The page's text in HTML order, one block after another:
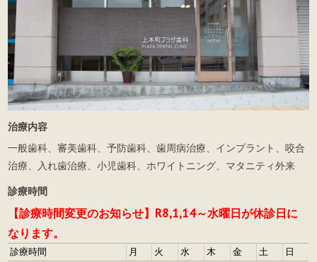
治療内容
一般歯科、審美歯科、予防歯科、歯周病治療、インプラント、咬合
治療、入れ歯治療、小児歯科、ホワイトニング、マタニティ外来
診療時間
【診療時間変更のお知らせ】R8,1,14～水曜日が休診日に
なります。
診療時間 月 火 水 木 金 土
日